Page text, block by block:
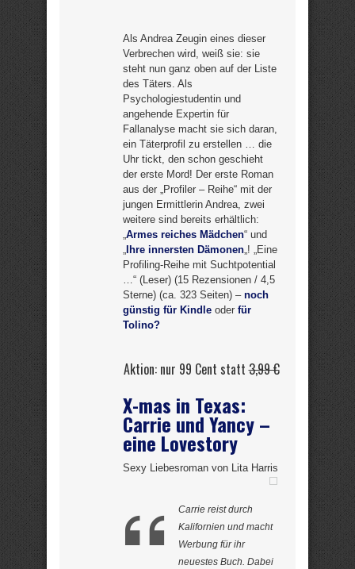
Als Andrea Zeugin eines dieser
Verbrechen wird, weiß sie: sie
steht nun ganz oben auf der Liste
des Täters. Als
Psychologiestudentin und
angehende Expertin für
Fallanalyse macht sie sich daran,
ein Täterprofil zu erstellen … die
Uhr tickt, den schon geschieht
der erste Mord! Der erste Roman
aus der „Profiler – Reihe“ mit der
jungen Ermittlerin Andrea, zwei
weitere sind bereits erhältlich:
Armes reiches Mädchen“ und
Ihre innersten Dämonen „! „Eine
Profiling-Reihe mit Suchtpotential
…“ (Leser) (15 Rezensionen / 4,5
Sterne) (ca. 323 Seiten) – noch
günstig für Kindle oder für
Tolino?
Aktion: nur 99 Cent statt3,99 €
X-mas in Texas:
Carrie und Yancy –
eine Lovestory
Sexy Liebesroman von Lita Harris
Carrie reist durch
Kalifornien und macht
Werbung für ihr
neuestes Buch. Dabei